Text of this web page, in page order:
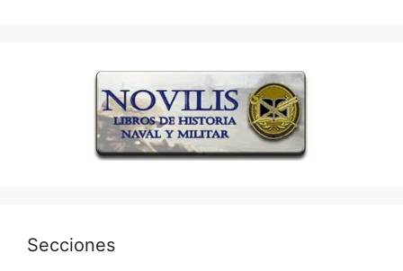
Secciones